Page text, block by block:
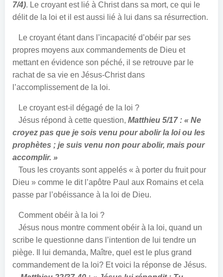
7/4). Le croyant est lié à Christ dans sa mort, ce qui le
délit de la loi et il est aussi lié à lui dans sa résurrection.
Le croyant étant dans l’incapacité d’obéir par ses
propres moyens aux commandements de Dieu et
mettant en évidence son péché, il se retrouve par le
rachat de sa vie en Jésus-Christ dans
l’accomplissement de la loi.
Le croyant est-il dégagé de la loi ?
Jésus répond à cette question, Matthieu 5/17 : « Ne
croyez pas que je sois venu pour abolir la loi ou les
prophètes ; je suis venu non pour abolir, mais pour
accomplir. »
Tous les croyants sont appelés « à porter du fruit pour
Dieu » comme le dit l’apôtre Paul aux Romains et cela
passe par l’obéissance à la loi de Dieu.
Comment obéir à la loi ?
Jésus nous montre comment obéir à la loi, quand un
scribe le questionne dans l’intention de lui tendre un
piège. Il lui demanda, Maître, quel est le plus grand
commandement de la loi? Et voici la réponse de Jésus.